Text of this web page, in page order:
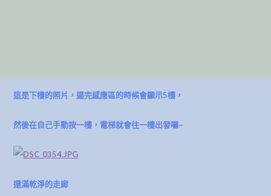
這是下樓的照片，逼完感應區的時候會顯示5樓，
然後在自己手動按一樓， 電梯就會往一樓出發囉~
還滿乾淨的走廊